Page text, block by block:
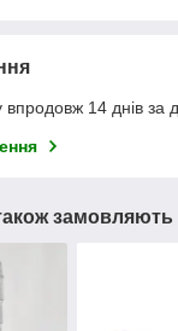
14 днів за
замовляють